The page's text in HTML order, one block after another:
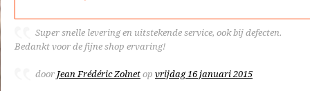
Super snelle levering en uitstekende service, ook bij defecten.
Bedankt voor de fijne shop ervaring!
door Jean Frédéric Zolnet op vrijdag 16 januari 2015